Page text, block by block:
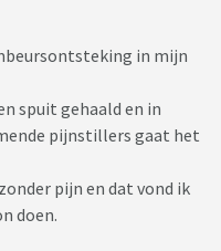
in mijn
spuit gehaald en in
pijnstillers gaat het
pijn en dat vond ik
doen.